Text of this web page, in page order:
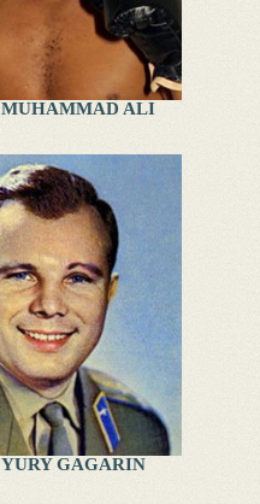
MUHAMMAD ALI
YURY GAGARIN